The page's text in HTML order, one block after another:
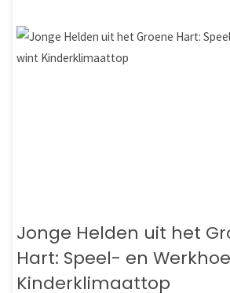
Jonge Helden uit het
Hart: Speel- en
Kinderklimaattop